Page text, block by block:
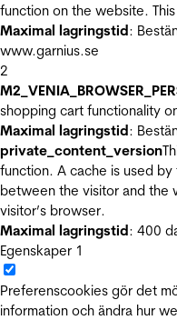
function on the website.
Maximal lagringstid:
www.garnius.se
2
shopping cart functionality
Maximal lagringstid:
private_content_version
function. A cache is used
between the visitor and the
visitor’s browser.
Maximal lagringstid: 400
Egenskaper 1
Preferenscookies gör det
information och ändra hur